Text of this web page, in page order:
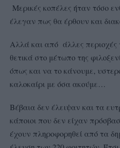
Μερικές κοπέλες ήταν τόσο
έλεγαν πως θα έρθουν και
Αλλά και από άλλες περιοχές
θετικά στο μέτωπο της
όπως και να το κάνουμε,
καλοκαίρι με όσα ακούμε…
Βέβαια δεν έλειψαν και τα
κάποιοι που δεν είχαν
έχουν πληροφορηθεί από τα